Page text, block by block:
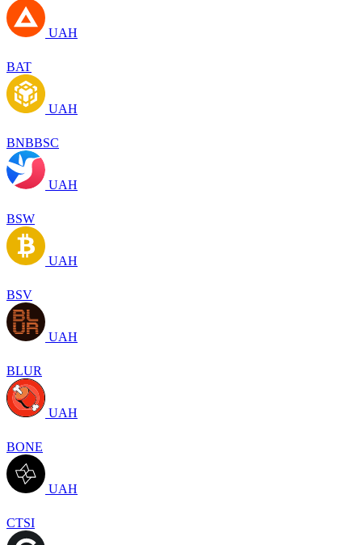
UAH
BAT
UAH
BNBBSC
UAH
BSW
UAH
BSV
UAH
BLUR
UAH
BONE
UAH
CTSI